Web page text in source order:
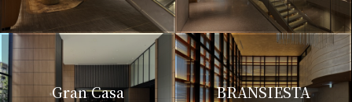
Gran Casa BRANSIESTA